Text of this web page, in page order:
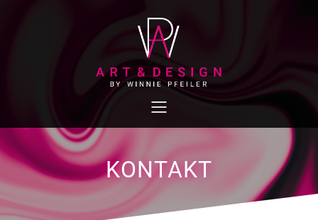
KONTAKT